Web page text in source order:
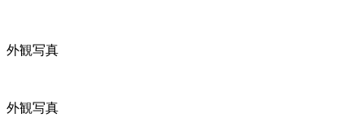
外観写真
外観写真